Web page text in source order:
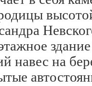
навес на